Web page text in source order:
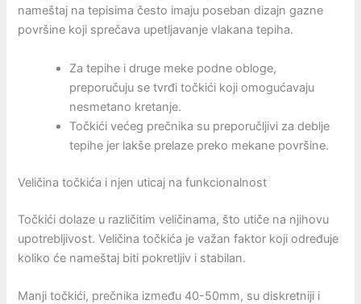
nameštaj na tepisima često imaju poseban dizajn gazne
površine koji sprečava upetljavanje vlakana tepiha.
Za tepihe i druge meke podne obloge,
preporučuju se tvrđi točkići koji omogućavaju
nesmetano kretanje.
Točkići većeg prečnika su preporučljivi za deblje
tepihe jer lakše prelaze preko mekane površine.
Veličina točkića i njen uticaj na funkcionalnost
Točkići dolaze u različitim veličinama, što utiče na njihovu
upotrebljivost. Veličina točkića je važan faktor koji određuje
koliko će nameštaj biti pokretljiv i stabilan.
Manji točkići, prečnika između 40-50mm, su diskretniji i